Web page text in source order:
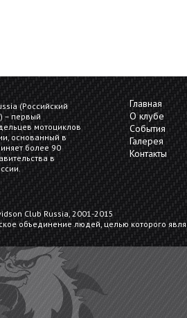
(Российский
– первый
мотоциклов
основанный в
более 90
в
Главная
О клубе
События
Галерея
Контакты
Club Russia, 2001-2015
объединение людей, целью которого